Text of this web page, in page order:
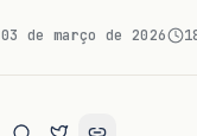
03 de março de 2026